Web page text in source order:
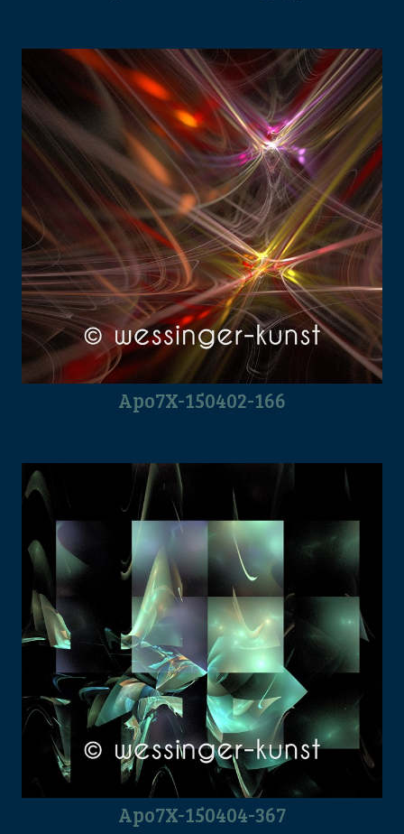
Apo7X-150402-166
Apo7X-150404-367